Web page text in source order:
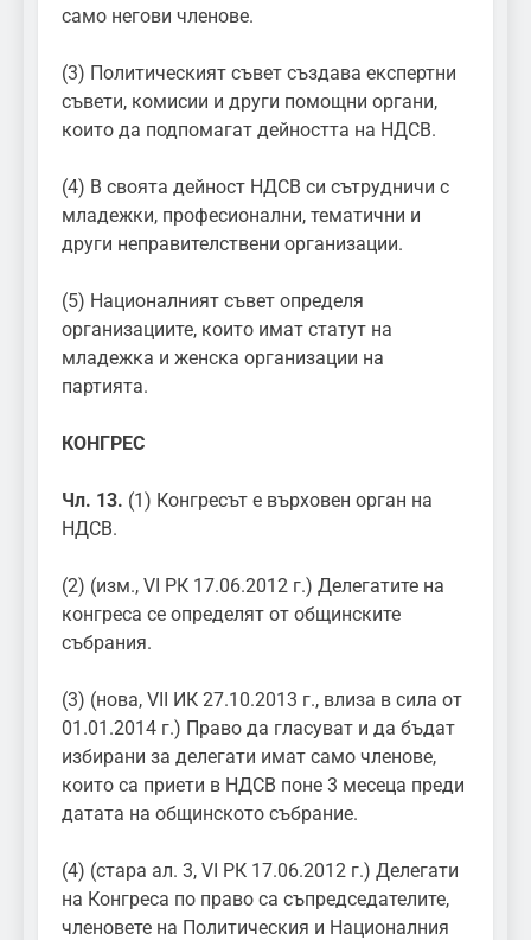
само негови членове.
(3) Политическият съвет създава експертни
съвети, комисии и други помощни органи,
които да подпомагат дейността на НДСВ.
(4) В своята дейност НДСВ си сътрудничи с
младежки, професионални, тематични и
други неправителствени организации.
(5) Националният съвет определя
организациите, които имат статут на
младежка и женска организации на
партията.
КОНГРЕС
Чл. 13. (1) Конгресът е върховен орган на
НДСВ.
(2) (изм., VI РК 17.06.2012 г.) Делегатите на
конгреса се определят от общинските
събрания.
(3) (нова, VII ИК 27.10.2013 г., влиза в сила от
01.01.2014 г.) Право да гласуват и да бъдат
избирани за делегати имат само членове,
които са приети в НДСВ поне 3 месеца преди
датата на общинското събрание.
(4) (стара ал. 3, VI РК 17.06.2012 г.) Делегати
на Конгреса по право са съпредседателите,
членовете на Политическия и Националния